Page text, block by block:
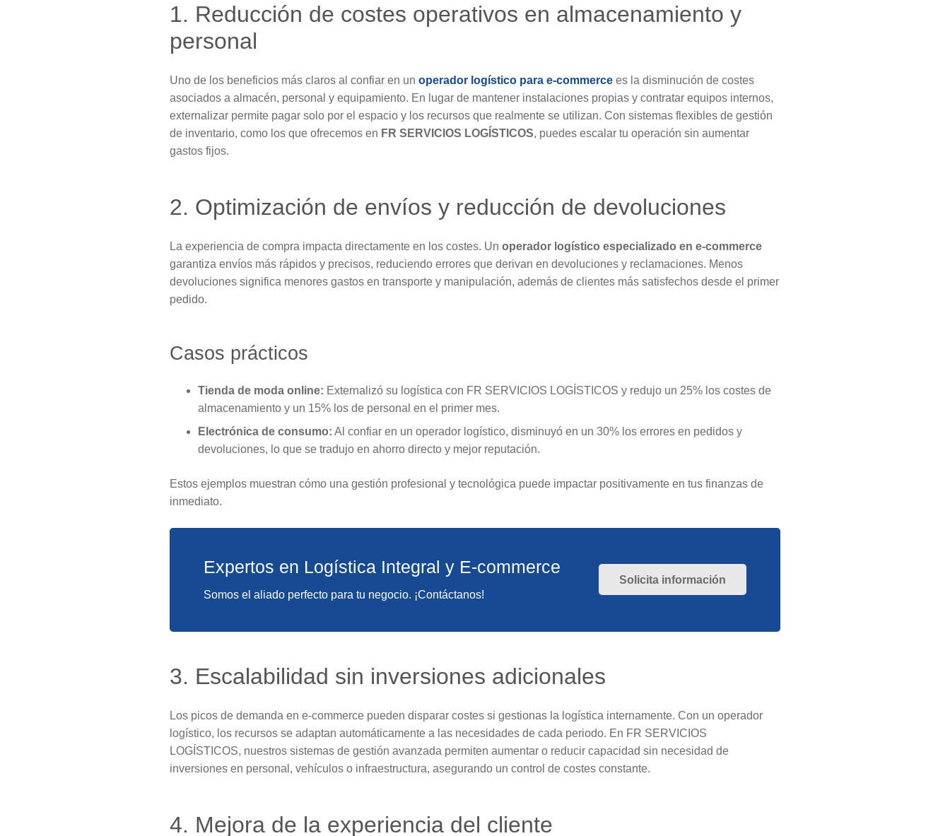
1. Reducción de costes operativos en almacenamiento y
personal
Uno de los beneficios más claros al confiar en un operador logístico para e-commerce es la disminución de costes
asociados a almacén, personal y equipamiento. En lugar de mantener instalaciones propias y contratar equipos internos,
externalizar permite pagar solo por el espacio y los recursos que realmente se utilizan. Con sistemas flexibles de gestión
de inventario, como los que ofrecemos en FR SERVICIOS LOGÍSTICOS, puedes escalar tu operación sin aumentar
gastos fijos.
2. Optimización de envíos y reducción de devoluciones
La experiencia de compra impacta directamente en los costes. Un operador logístico especializado en e-commerce
garantiza envíos más rápidos y precisos, reduciendo errores que derivan en devoluciones y reclamaciones. Menos
devoluciones significa menores gastos en transporte y manipulación, además de clientes más satisfechos desde el primer
pedido.
Casos prácticos
Tienda de moda online: Externalizó su logística con FR SERVICIOS LOGÍSTICOS y redujo un 25% los costes de
almacenamiento y un 15% los de personal en el primer mes.
Electrónica de consumo: Al confiar en un operador logístico, disminuyó en un 30% los errores en pedidos y
devoluciones, lo que se tradujo en ahorro directo y mejor reputación.
Estos ejemplos muestran cómo una gestión profesional y tecnológica puede impactar positivamente en tus finanzas de
inmediato.
Expertos en Logística Integral y E-commerce
Somos el aliado perfecto para tu negocio. ¡Contáctanos!
Solicita información
3. Escalabilidad sin inversiones adicionales
Los picos de demanda en e-commerce pueden disparar costes si gestionas la logística internamente. Con un operador
logístico, los recursos se adaptan automáticamente a las necesidades de cada periodo. En FR SERVICIOS
LOGÍSTICOS, nuestros sistemas de gestión avanzada permiten aumentar o reducir capacidad sin necesidad de
inversiones en personal, vehículos o infraestructura, asegurando un control de costes constante.
4. Mejora de la experiencia del cliente